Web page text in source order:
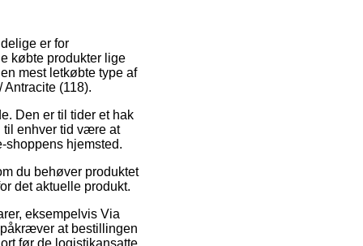
er for
købte produkter lige
mest letkøbte type af
(118).
Den er til tider et hak
til enhver tid være at
shoppens hjemsted.
du behøver produktet
det aktuelle produkt.
eksempelvis Via
at bestillingen
før de logistikansatte